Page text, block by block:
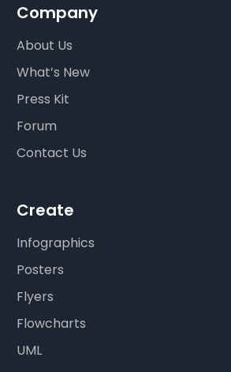
Company
About Us
What’s New
Press Kit
Forum
Contact Us
Create
Infographics
Posters
Flyers
Flowcharts
UML